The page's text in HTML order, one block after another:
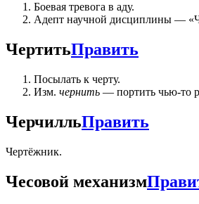
Боевая тревога в аду.
Адепт научной дисциплины —
ЧертитьПравить
Посылать к черту.
Изм. чернить — портить чью-то
ЧерчилльПравить
Чертёжник.
Чесовой механизм